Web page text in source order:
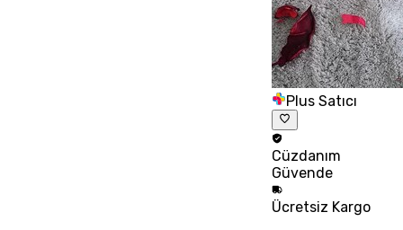
Plus Satıcı
Cüzdanım
Güvende
Ücretsiz Kargo